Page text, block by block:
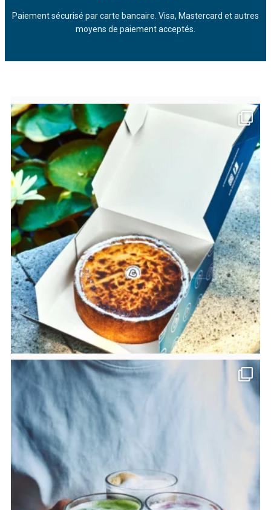
Paiement sécurisé par carte bancaire. Visa, Mastercard et autres
moyens de paiement acceptés.
bricoleursdedouceurs
Août 8
bricoleursdedouceurs